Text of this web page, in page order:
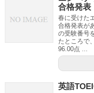
合格発表
春に受けた
合格発表が
の受験番号
たところで
96.00点 ...
英語